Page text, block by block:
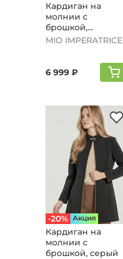
Кардиган на
молнии с
брошкой,
оливковый
MIO IMPERATRICE
6 999 ₽
-20% Aкция
Кардиган на
молнии с
брошкой, серый